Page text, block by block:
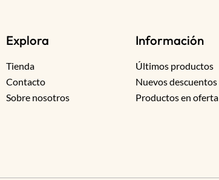
Explora
Tienda
Contacto
Sobre nosotros
Información
Últimos productos
Nuevos descuentos
Productos en oferta